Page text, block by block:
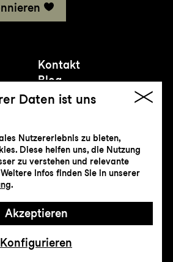
Kontakt
Blog
Presse
Konzert und Theater
AGB Intranet
Daten ist uns
Nutzererlebnis zu bieten,
Diese helfen uns, die Nutzung
zu verstehen und relevante
Infos finden Sie in unserer
.
Akzeptieren
Konfigurieren